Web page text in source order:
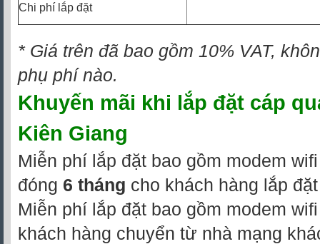
Chi phí lắp đặt
* Giá trên đã bao gồm 10% VAT,
phụ phí nào.
Khuyến mãi khi lắp đặt cáp
Kiên Giang
Miễn phí lắp đặt bao gồm modem
đóng 6 tháng cho khách hàng lắp
Miễn phí lắp đặt bao gồm modem
khách hàng chuyển từ nhà mạng